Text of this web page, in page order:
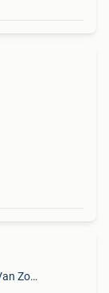
Houthalen+ Deel Van Zonhoven En Zolder